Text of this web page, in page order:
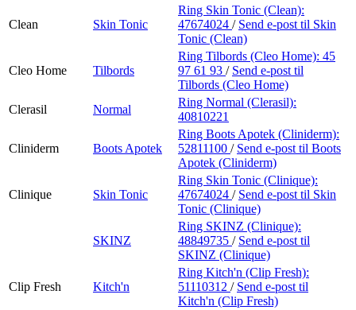
Clean Skin Tonic
Ring Skin Tonic (Clean):
47674024 / Send e-post til Skin
Tonic (Clean)
Cleo Home Tilbords
Ring Tilbords (Cleo Home): 45
97 61 93 / Send e-post til
Tilbords (Cleo Home)
Clerasil
Normal
Ring Normal (Clerasil):
40810221
Cliniderm Boots Apotek
Ring Boots Apotek (Cliniderm):
52811100 / Send e-post til Boots
Apotek (Cliniderm)
Clinique Skin Tonic
Ring Skin Tonic (Clinique):
47674024 / Send e-post til Skin
Tonic (Clinique)
SKINZ
Ring SKINZ (Clinique):
48849735 / Send e-post til
SKINZ (Clinique)
Clip Fresh Kitch'n
Ring Kitch'n (Clip Fresh):
51110312 / Send e-post til
Kitch'n (Clip Fresh)